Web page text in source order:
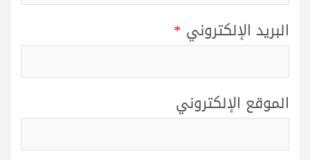
البريد الإلكتروني *
الموقع الإلكتروني